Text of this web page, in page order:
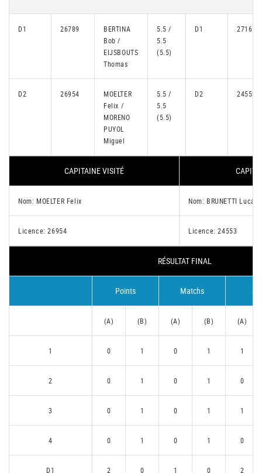
D1 26789
BERTINA
Bob /
EIJSBOUTS
Thomas
5.5 /
5.5
(5.5)
D1 27165
D2 26954
MOELTER
Felix /
MORENO
PUYOL
Miguel
5.5 /
5.5
(5.5)
D2 24553
CAPITAINE VISITÉ
Nom: MOELTER Felix Nom: BRUNETTI Luca
Licence: 26954 Licence: 24553
RÉSULTAT FINAL
Points Matchs
(A) (B) (A) (B) (A)
1 0 1 0 1 1
2 0 1 0 1 0
3 0 1 0 1 1
4 0 1 0 1 0
D1 2 0 1 0 2